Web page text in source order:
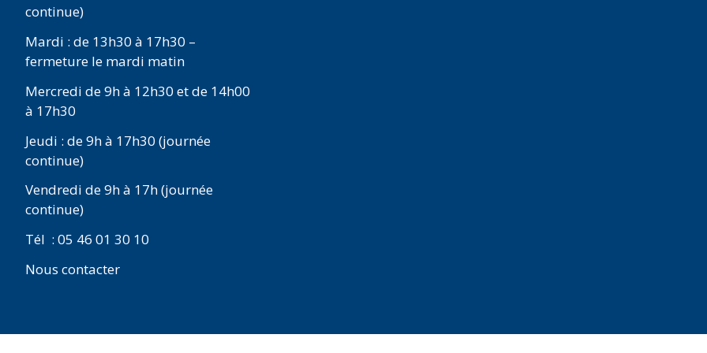
continue)
Mardi : de 13h30 à 17h30 –
fermeture le mardi matin
Mercredi de 9h à 12h30 et de 14h00
à 17h30
Jeudi : de 9h à 17h30 (journée
continue)
Vendredi de 9h à 17h (journée
continue)
Tél : 05 46 01 30 10
Nous contacter